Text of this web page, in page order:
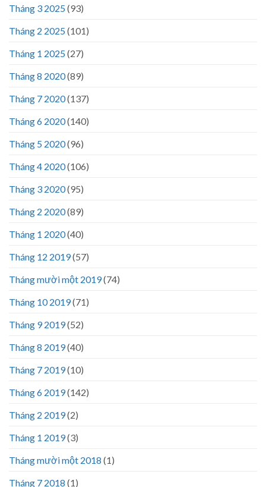
Tháng 3 2025(93)
Tháng 2 2025(101)
Tháng 1 2025(27)
Tháng 8 2020(89)
Tháng 7 2020(137)
Tháng 6 2020(140)
Tháng 5 2020(96)
Tháng 4 2020(106)
Tháng 3 2020(95)
Tháng 2 2020(89)
Tháng 1 2020(40)
Tháng 12 2019(57)
Tháng mười một 2019(74)
Tháng 10 2019(71)
Tháng 9 2019(52)
Tháng 8 2019(40)
Tháng 7 2019(10)
Tháng 6 2019(142)
Tháng 2 2019(2)
Tháng 1 2019(3)
Tháng mười một 2018 (1)
Tháng 7 2018 (1)